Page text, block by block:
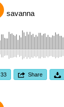
savanna
33 Share